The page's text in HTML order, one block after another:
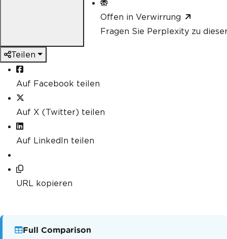
Offen in Verwirrung
Fragen Sie Perplexity zu
Teilen
Auf Facebook teilen
Auf X (Twitter) teilen
Auf LinkedIn teilen
URL kopieren
Full Comparison